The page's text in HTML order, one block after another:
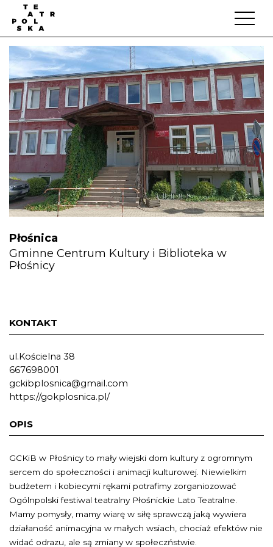
Płośnica
Gminne Centrum Kultury i Biblioteka w
Płośnicy
KONTAKT
ul.Kościelna 38
667698001
gckibplosnica@gmail.com
https://gokplosnica.pl/
OPIS
GCKiB w Płośnicy to mały wiejski dom kultury z ogromnym
sercem do społeczności i animacji kulturowej. Niewielkim
budżetem i kobiecymi rękami potrafimy zorganiozować
Ogólnpolski festiwal teatralny Płośnickie Lato Teatralne.
Mamy pomysły, mamy wiarę w siłę sprawczą jaką wywiera
działaność animacyjna w małych wsiach, chociaż efektów nie
widać odrazu, ale są zmiany w społeczństwie.